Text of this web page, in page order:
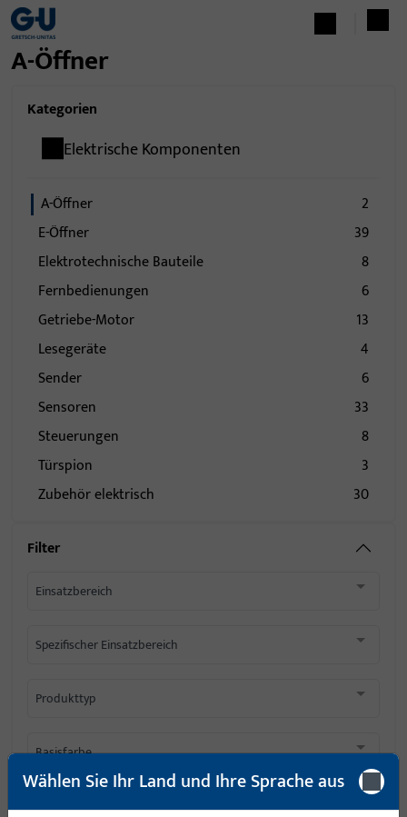
A-Öffner
Kategorien
Elektrische Komponenten
A-Öffner
2
E-Öffner
39
Elektrotechnische Bauteile
8
Fernbedienungen
6
Getriebe-Motor
13
Lesegeräte
4
Sender
6
Sensoren
33
Steuerungen
8
Türspion
3
Zubehör elektrisch
30
Filter
Einsatzbereich
Spezifischer Einsatzbereich
Produkttyp
Basisfarbe
Einsatzsystem
Wählen Sie Ihr Land und Ihre Sprache aus